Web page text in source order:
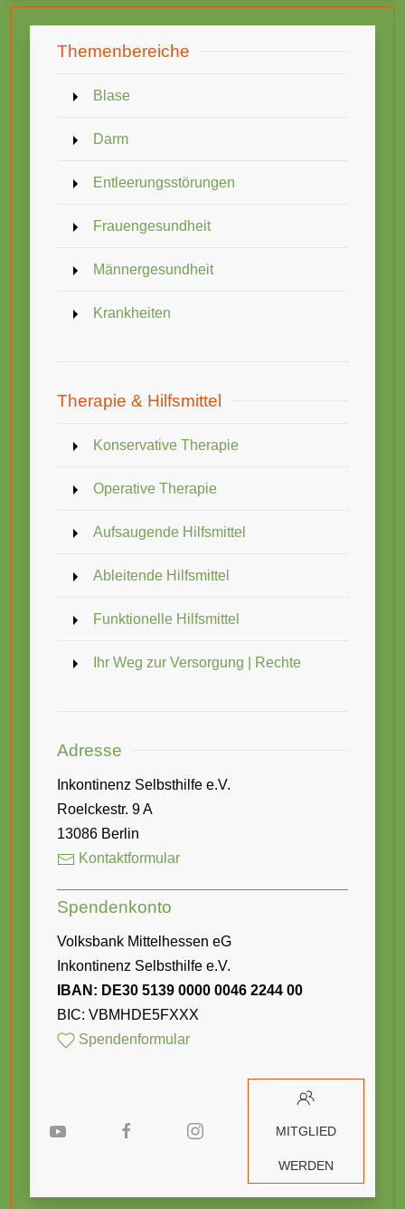
Themenbereiche
Blase
Darm
Entleerungsstörungen
Frauengesundheit
Männergesundheit
Krankheiten
Therapie & Hilfsmittel
Konservative Therapie
Operative Therapie
Aufsaugende Hilfsmittel
Ableitende Hilfsmittel
Funktionelle Hilfsmittel
Ihr Weg zur Versorgung | Rechte
Adresse
Inkontinenz Selbsthilfe e.V.
Roelckestr. 9 A
13086 Berlin
Kontaktformular
Spendenkonto
Volksbank Mittelhessen eG
Inkontinenz Selbsthilfe e.V.
IBAN: DE30 5139 0000 0046 2244 00
BIC: VBMHDE5FXXX
Spendenformular
MITGLIED
WERDEN